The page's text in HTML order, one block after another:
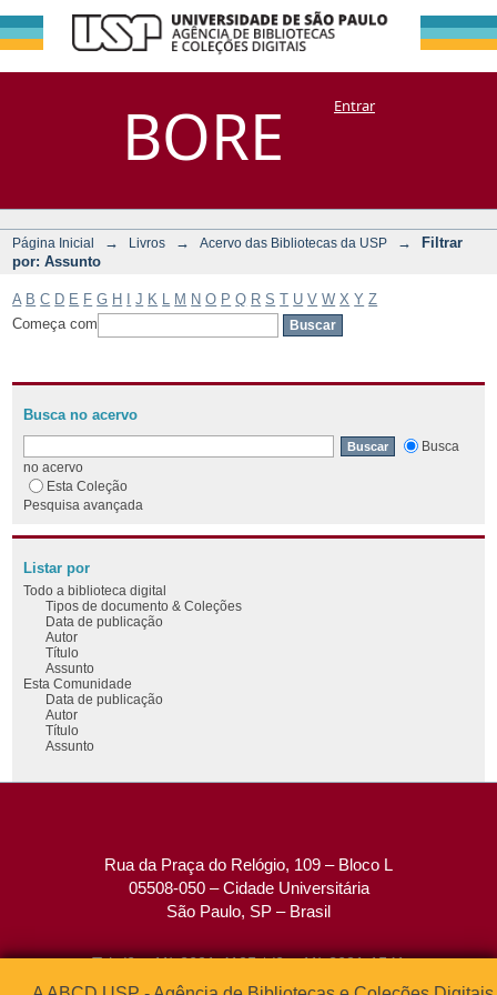
BORE
Filtrar por:
Assunto
DSpace/Manakin + CoriscoEntrar
Página Inicial → Livros → Acervo das Bibliotecas da USP →
Filtrar
por: Assunto
A B C D E F G H J K M N O P Q R S T U V W X Y Z
Começa com
Busca no acervo
Busca
no acervo
Esta Coleção
Pesquisa avançada
Listar por
Todo a biblioteca digital
Tipos de documento & Coleções
Data de publicação
Autor
Título
Assunto
Esta Comunidade
Data de publicação
Autor
Título
Assunto
Rua da Praça do Relógio, 109 – Bloco L
05508-050 – Cidade Universitária
São Paulo, SP – Brasil
Tel: (0xx11) 3091-4195 / (0xx11) 3091-1541
Fax: (0xx11) 3091-1567